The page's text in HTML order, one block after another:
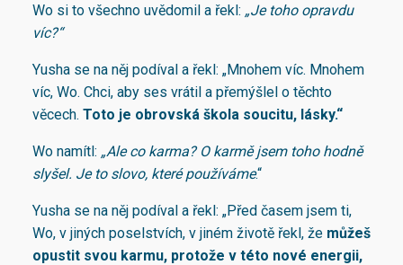
Wo si to všechno uvědomil a řekl: „Je toho opravdu
víc?“
Yusha se na něj podíval a řekl: „Mnohem víc. Mnohem
víc, Wo. Chci, aby ses vrátil a přemýšlel o těchto
věcech. Toto je obrovská škola soucitu, lásky.“
Wo namítl: „Ale co karma? O karmě jsem toho hodně
slyšel. Je to slovo, které používáme.“
Yusha se na něj podíval a řekl: „Před časem jsem ti,
Wo, v jiných poselstvích, v jiném životě řekl, že můžeš
opustit svou karmu, protože v této nové energii,